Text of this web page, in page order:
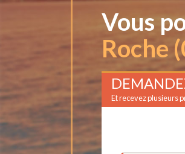
Vous
Roche
Et recevez plusieurs